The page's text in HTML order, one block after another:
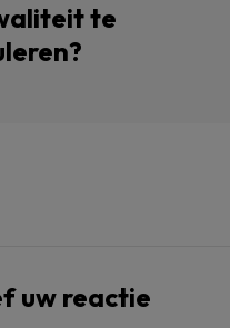
te
uw reactie